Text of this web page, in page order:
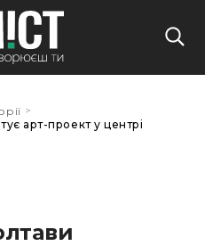
>
арт-проект у центрі